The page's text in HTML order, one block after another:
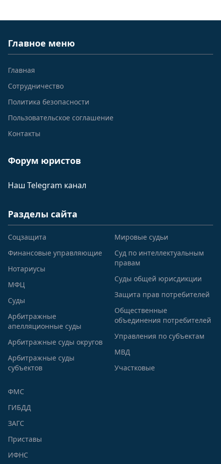
Главное меню
Главная
Сотрудничество
Политика безопасности
Пользовательское соглашение
Контакты
Форум юристов
Наш Telegram канал
Разделы сайта
Соцзащита
Финансовые управляющие
Нотариусы
МФЦ
Суды
Арбитражные
апелляционные суды
Арбитражные суды округов
Арбитражные суды
субъектов
Мировые судьи
Суд по интеллектуальным
правам
Суды общей юрисдикции
Защита прав потребителей
Общественные
объединения потребителей
Управления по субъектам
МВД
Участковые
ФМС
ГИБДД
ЗАГС
Приставы
ИФНС